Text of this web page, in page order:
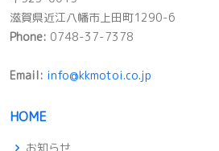
滋賀県近江八幡市上田町1290-6
Phone: 0748-37-7378
Email: info@kkmotoi.co.jp
HOME
お知らせ